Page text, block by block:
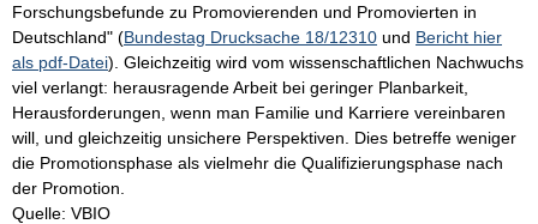
Forschungsbefunde zu Promovierenden und Promovierten in
Deutschland" (Bundestag Drucksache 18/12310 und Bericht hier
als pdf-Datei). Gleichzeitig wird vom wissenschaftlichen Nachwuchs
viel verlangt: herausragende Arbeit bei geringer Planbarkeit,
Herausforderungen, wenn man Familie und Karriere vereinbaren
will, und gleichzeitig unsichere Perspektiven. Dies betreffe weniger
die Promotionsphase als vielmehr die Qualifizierungsphase nach
der Promotion.
Quelle: VBIO